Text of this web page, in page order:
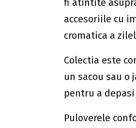
fi atintite
accesoriile cu
cromatica a
Colectia este
un sacou sau o
pentru a
Puloverele